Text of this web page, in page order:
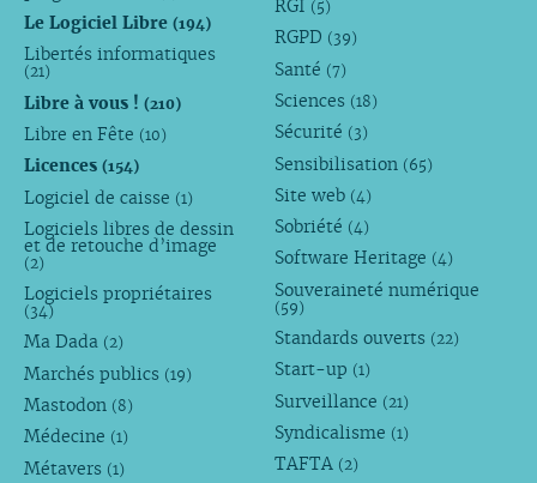
Le Logiciel Libre (194)
Libertés informatiques
(21)
Libre à vous ! (210)
Libre en Fête (10)
Licences (154)
Logiciel de caisse (1)
Logiciels libres de dessin
et de retouche d’image
(2)
Logiciels propriétaires
(34)
Ma Dada (2)
Marchés publics (19)
Mastodon (8)
Médecine (1)
Métavers (1)
RGI (5)
RGPD (39)
Santé (7)
Sciences (18)
Sécurité (3)
Sensibilisation (65)
Site web (4)
Sobriété (4)
Software Heritage (4)
Souveraineté numérique
(59)
Standards ouverts (22)
Start-up (1)
Surveillance (21)
Syndicalisme (1)
TAFTA (2)